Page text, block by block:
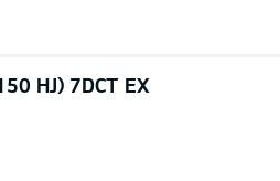
HJ) 7DCT EX